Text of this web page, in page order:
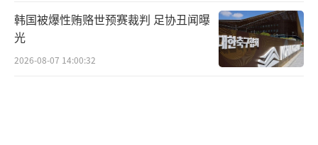
韩国被爆性贿赂世预赛裁判 足协丑闻曝
光
2026-08-07 14:00:32